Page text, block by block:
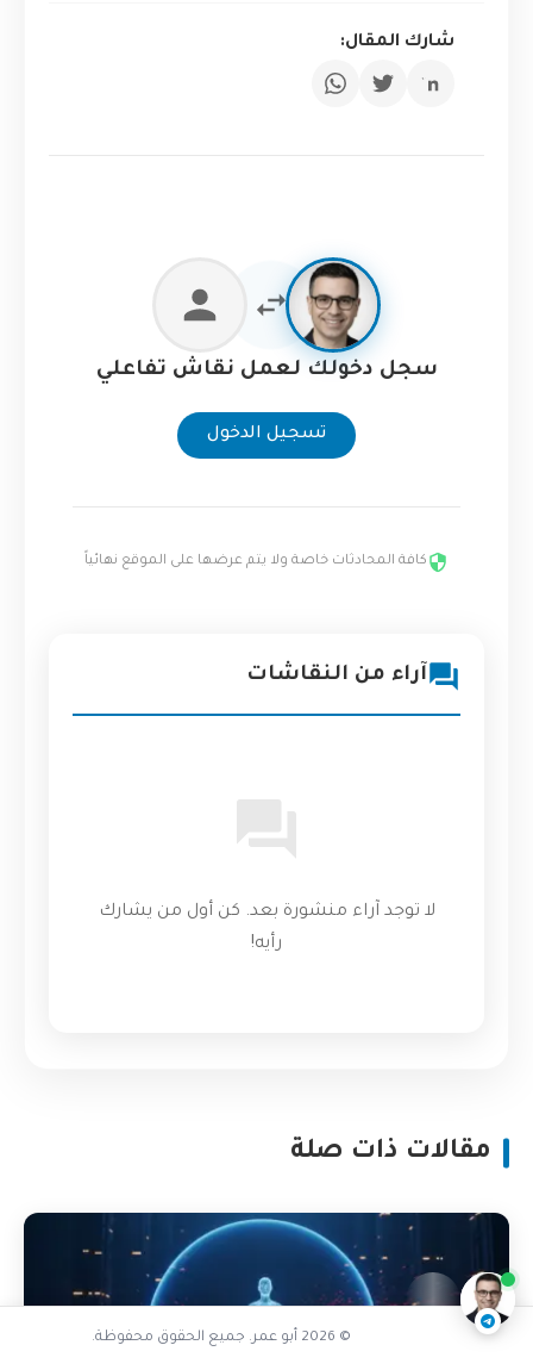
شارك المقال:
سجل دخولك لعمل نقاش تفاعلي
تسجيل الدخول
كافة المحادثات خاصة ولا يتم عرضها على الموقع نهائياً
آراء من النقاشات
لا توجد آراء منشورة بعد. كن أول من يشارك
رأيه!
مقالات ذات صلة
ناقشنا على تليجرام @AbuOmarTech_bot
© 2026 أبو عمر. جميع الحقوق محفوظة.